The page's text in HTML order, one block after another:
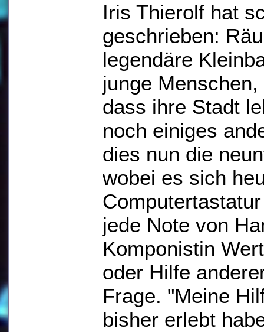
Iris Thierolf hat
geschrieben:
legendäre
junge
dass ihre Stadt
noch einiges
dies nun die
wobei es sich
jede Note von
Komponistin
oder Hilfe
Frage. "Meine
bisher erlebt